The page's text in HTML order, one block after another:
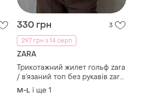
330 грн
3
297 грн з 14 серп
ZARA
Трикотажний жилет гольф zara
/ в’язаний топ без рукавів zara
розмір m-xl
M-L і ще 1